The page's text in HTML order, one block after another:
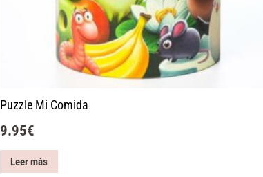
Puzzle Mi Comida
9.95€
Leer más